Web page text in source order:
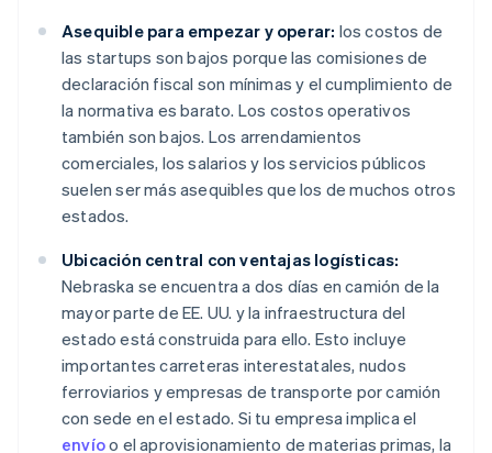
Asequible para empezar y operar: los costos de
las startups son bajos porque las comisiones de
declaración fiscal son mínimas y el cumplimiento de
la normativa es barato. Los costos operativos
también son bajos. Los arrendamientos
comerciales, los salarios y los servicios públicos
suelen ser más asequibles que los de muchos otros
estados.
Ubicación central con ventajas logísticas:
Nebraska se encuentra a dos días en camión de la
mayor parte de EE. UU. y la infraestructura del
estado está construida para ello. Esto incluye
importantes carreteras interestatales, nudos
ferroviarios y empresas de transporte por camión
con sede en el estado. Si tu empresa implica el
envíoo el aprovisionamiento de materias primas, la